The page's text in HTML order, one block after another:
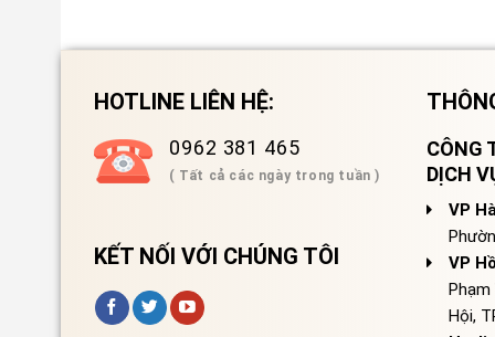
HOTLINE LIÊN HỆ:
0962 381 465
( Tất cả các ngày trong tuần )
KẾT NỐI VỚI CHÚNG TÔI
CÔNG
DỊCH
VP
VP
Phạm
Hội,